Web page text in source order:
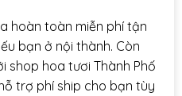
hoàn toàn miễn phí tận
bạn ở nội thành. Còn
shop hoa tươi Thành Phố
trợ phí ship cho bạn tùy